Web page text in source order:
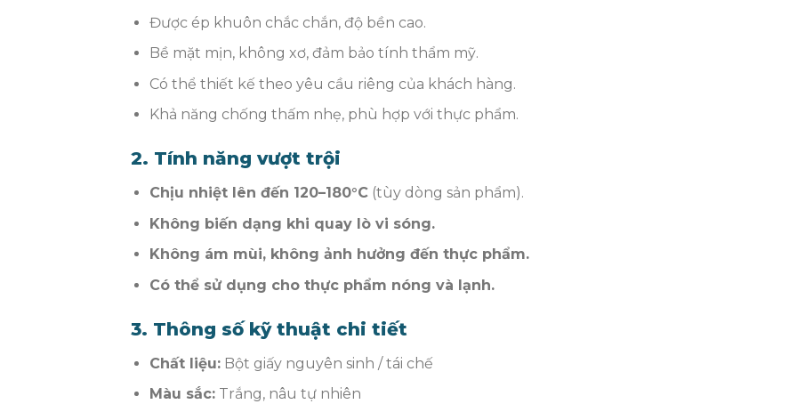
Được ép khuôn chắc chắn, độ bền cao.
Bề mặt mịn, không xơ, đảm bảo tính thẩm mỹ.
Có thể thiết kế theo yêu cầu riêng của khách hàng.
Khả năng chống thấm nhẹ, phù hợp với thực phẩm.
2. Tính năng vượt trội
Chịu nhiệt lên đến 120–180°C(tùy dòng sản phẩm).
Không biến dạng khi quay lò vi sóng.
Không ám mùi, không ảnh hưởng đến thực phẩm.
Có thể sử dụng cho thực phẩm nóng và lạnh.
3. Thông số kỹ thuật chi tiết
Chất liệu:Bột giấy nguyên sinh / tái chế
Màu sắc:Trắng, nâu tự nhiên